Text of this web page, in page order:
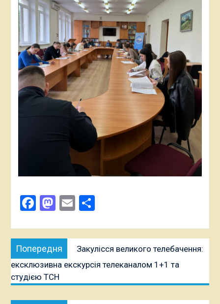
Facebook
Mastodon
EmailПоділитися
Навігація
записів
Попередня
публікація:
Закулісся великого телебачення:
ексклюзивна екскурсія телеканалом 1+1 та
студією ТСН